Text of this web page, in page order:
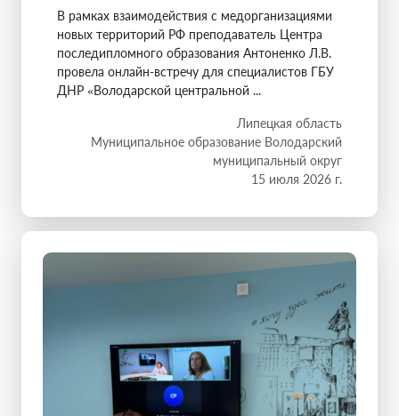
В рамках взаимодействия с медорганизациями
новых территорий РФ преподаватель Центра
последипломного образования Антоненко Л.В.
провела онлайн-встречу для специалистов ГБУ
ДНР «Володарской центральной ...
Липецкая область
Муниципальное образование Володарский
муниципальный округ
15 июля 2026 г.